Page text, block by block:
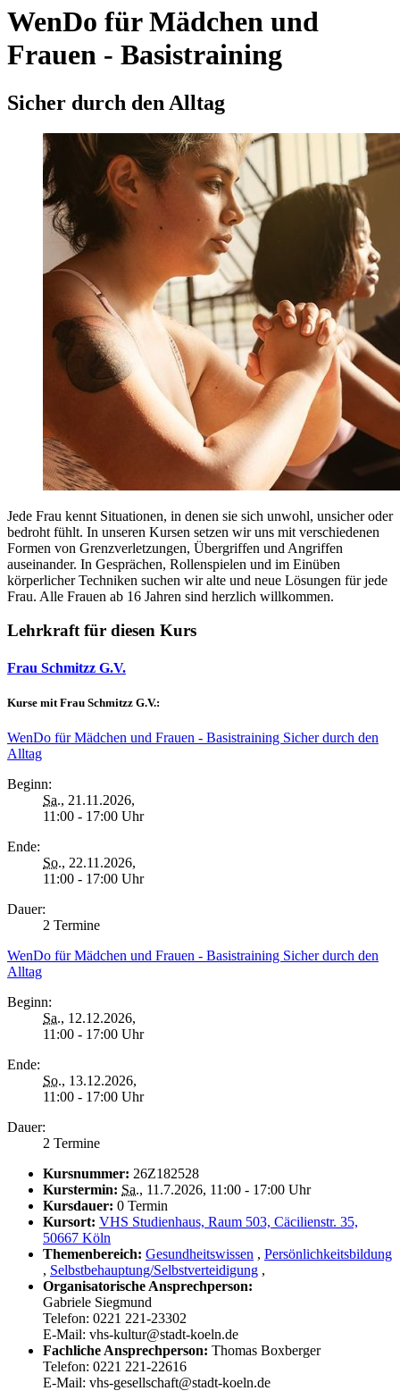
WenDo für Mädchen und
Frauen - Basistraining
Sicher durch den Alltag
Jede Frau kennt Situationen, in denen sie sich unwohl, unsicher oder
bedroht fühlt. In unseren Kursen setzen wir uns mit verschiedenen
Formen von Grenzverletzungen, Übergriffen und Angriffen
auseinander. In Gesprächen, Rollenspielen und im Einüben
körperlicher Techniken suchen wir alte und neue Lösungen für jede
Frau. Alle Frauen ab 16 Jahren sind herzlich willkommen.
Lehrkraft für diesen Kurs
Frau Schmitzz G.V.
Kurse mit Frau Schmitzz G.V.:
WenDo für Mädchen und Frauen - Basistraining Sicher durch den
Alltag
Beginn:
Sa., 21.11.2026,
11:00 - 17:00 Uhr
Ende:
So., 22.11.2026,
11:00 - 17:00 Uhr
Dauer:
2 Termine
WenDo für Mädchen und Frauen - Basistraining Sicher durch den
Alltag
Beginn:
Sa., 12.12.2026,
11:00 - 17:00 Uhr
Ende:
So., 13.12.2026,
11:00 - 17:00 Uhr
Dauer:
2 Termine
Kursnummer: 26Z182528
Kurstermin: Sa., 11.7.2026, 11:00 - 17:00 Uhr
Kursdauer: 0 Termin
Kursort: VHS Studienhaus, Raum 503, Cäcilienstr. 35,
50667 Köln
Themenbereich: Gesundheitswissen , Persönlichkeitsbildung
, Selbstbehauptung/Selbstverteidigung ,
Organisatorische Ansprechperson:
Gabriele Siegmund
Telefon: 0221 221-23302
E-Mail: vhs-kultur@stadt-koeln.de
Fachliche Ansprechperson: Thomas Boxberger
Telefon: 0221 221-22616
E-Mail: vhs-gesellschaft@stadt-koeln.de